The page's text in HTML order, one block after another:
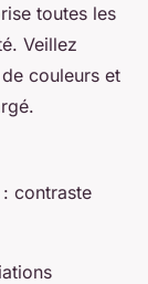
toutes les
Veillez
couleurs et
: contraste